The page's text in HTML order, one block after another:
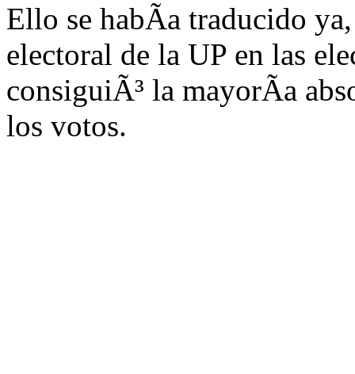
Ello se habÃa traducido
electoral de la UP en las
consiguiÃ³ la mayorÃa
los votos.